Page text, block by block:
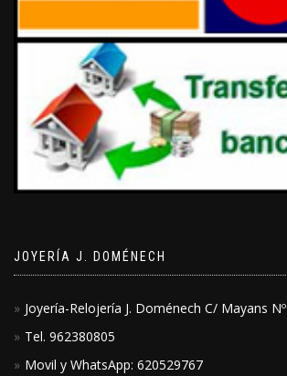
JOYERÍA J. DOMÉNECH
Joyería-Relojería J. Doménech C/ Mayans Nº
Tel. 962380805
Movil y WhatsApp: 620529767